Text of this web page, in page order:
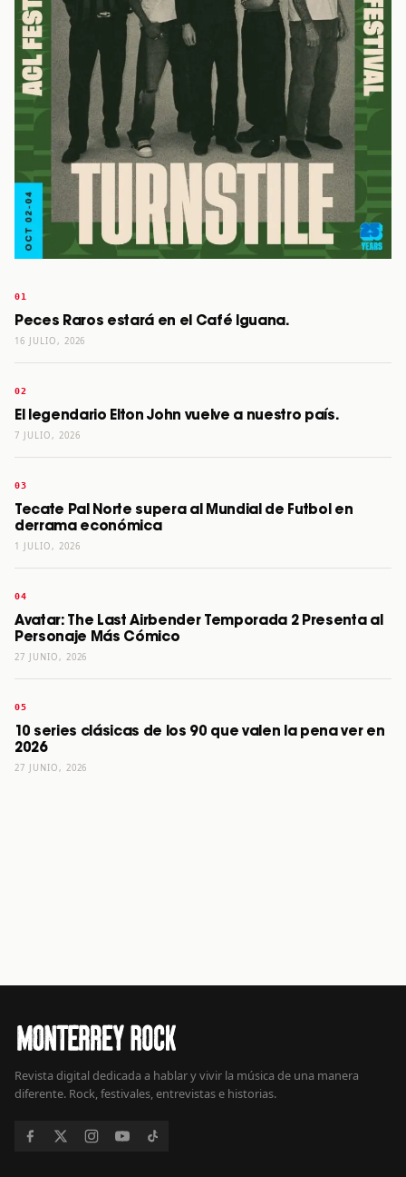
Peces Raros estará en el Café Iguana.
16 JULIO, 2026
El legendario Elton John vuelve a nuestro país.
7 JULIO, 2026
Tecate Pal Norte supera al Mundial de Futbol en
derrama económica
1 JULIO, 2026
Avatar: The Last Airbender Temporada 2 Presenta al
Personaje Más Cómico
27 JUNIO, 2026
10 series clásicas de los 90 que valen la pena ver en
2026
27 JUNIO, 2026
Revista digital dedicada a hablar y vivir la música de una manera
diferente. Rock, festivales, entrevistas e historias.